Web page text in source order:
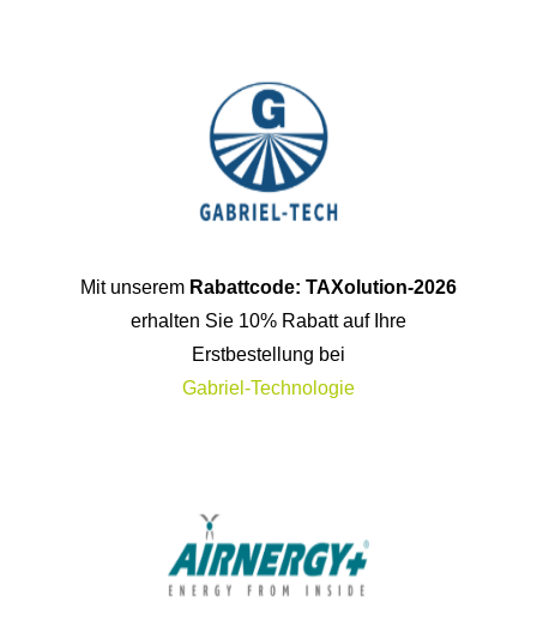
Mit unserem Rabattcode: TAXolution-2026
erhalten Sie 10% Rabatt auf Ihre
Erstbestellung bei
Gabriel-Technologie